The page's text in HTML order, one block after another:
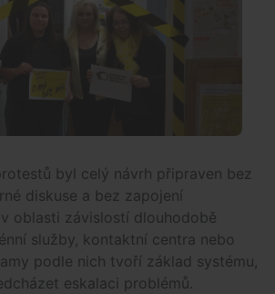
byl celý návrh připraven bez
diskuse a bez zapojení
oblasti závislostí dlouhodobě
služby, kontaktní centra nebo
podle nich tvoří základ systému,
eskalaci problémů.